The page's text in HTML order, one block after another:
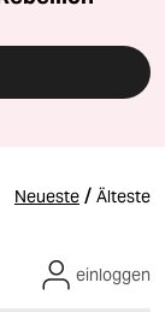
Neueste / Älteste
einloggen